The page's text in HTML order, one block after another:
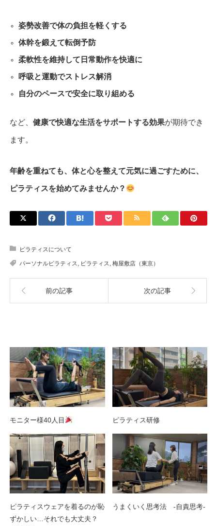
姿勢改善で体の負担を軽くする
体幹を鍛えて転倒予防
柔軟性を維持して日常動作を快適に
呼吸と運動でストレス解消
自分のペースで安全に取り組める
など、 健康で快適な生活をサポートする効果が期待でき
ます。
年齢を重ねても、体と心を整えて元気に過ごすために、
ピラティスを始めてみませんか？
ピラティスについて
パーソナルピラティス, ピラティス, 梅屋敷店（東京）
前の記事 次の記事
モニター様40人目 ピラティス研修
ピラティスウェアを着るのが恥
ずかしい…それでも大丈夫？
うまくいく思考法 -自責思考-